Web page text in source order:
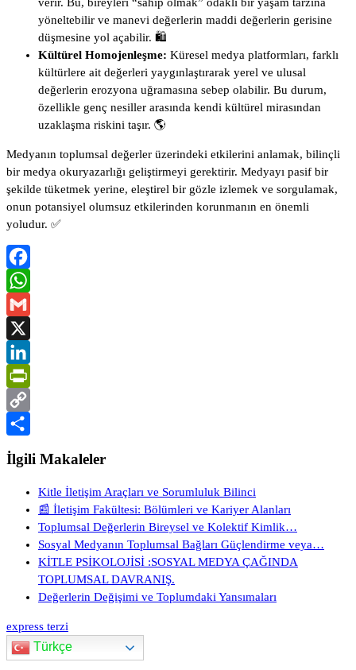
verir. Bu, bireyleri “sahip olmak” odaklı bir yaşam tarzına
yöneltebilir ve manevi değerlerin maddi değerlerin gerisine
düşmesine yol açabilir. 🛍️
Kültürel Homojenleşme: Küresel medya platformları, farklı
kültürlere ait değerleri yaygınlaştırarak yerel ve ulusal
değerlerin erozyona uğramasına sebep olabilir. Bu durum,
özellikle genç nesiller arasında kendi kültürel mirasından
uzaklaşma riskini taşır. 🌎
Medyanın toplumsal değerler üzerindeki etkilerini anlamak, bilinçli
bir medya okuryazarlığı geliştirmeyi gerektirir. Medyayı pasif bir
şekilde tüketmek yerine, eleştirel bir gözle izlemek ve sorgulamak,
onun potansiyel olumsuz etkilerinden korunmanın en önemli
yoludur. ✅
Facebook
WhatsApp
Gmail
X
LinkedIn
PrintFriendly
Copy
Link
Share
İlgili Makaleler
Kitle İletişim Araçları ve Sorumluluk Bilinci
📰 İletişim Fakültesi: Bölümleri ve Kariyer Alanları
Toplumsal Değerlerin Bireysel ve Kolektif Kimlik…
Sosyal Medyanın Toplumsal Bağları Güçlendirme veya…
KİTLE PSİKOLOJİSİ :SOSYAL MEDYA ÇAĞINDA
TOPLUMSAL DAVRANIŞ.
Değerlerin Değişimi ve Toplumdaki Yansımaları
express terzi
Türkçe